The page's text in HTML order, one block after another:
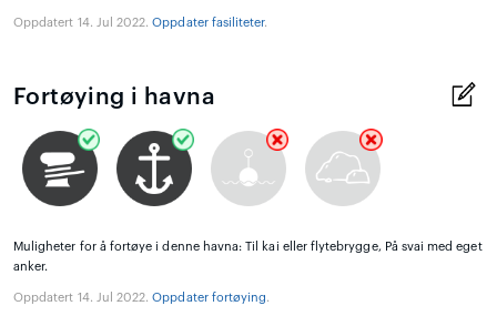
Oppdatert 14. Jul 2022.Oppdater fasiliteter.
Fortøying i havna
Muligheter for å fortøye i denne havna: Til kai eller flytebrygge, På svai med eget
anker.
Oppdatert 14. Jul 2022.Oppdater fortøying.